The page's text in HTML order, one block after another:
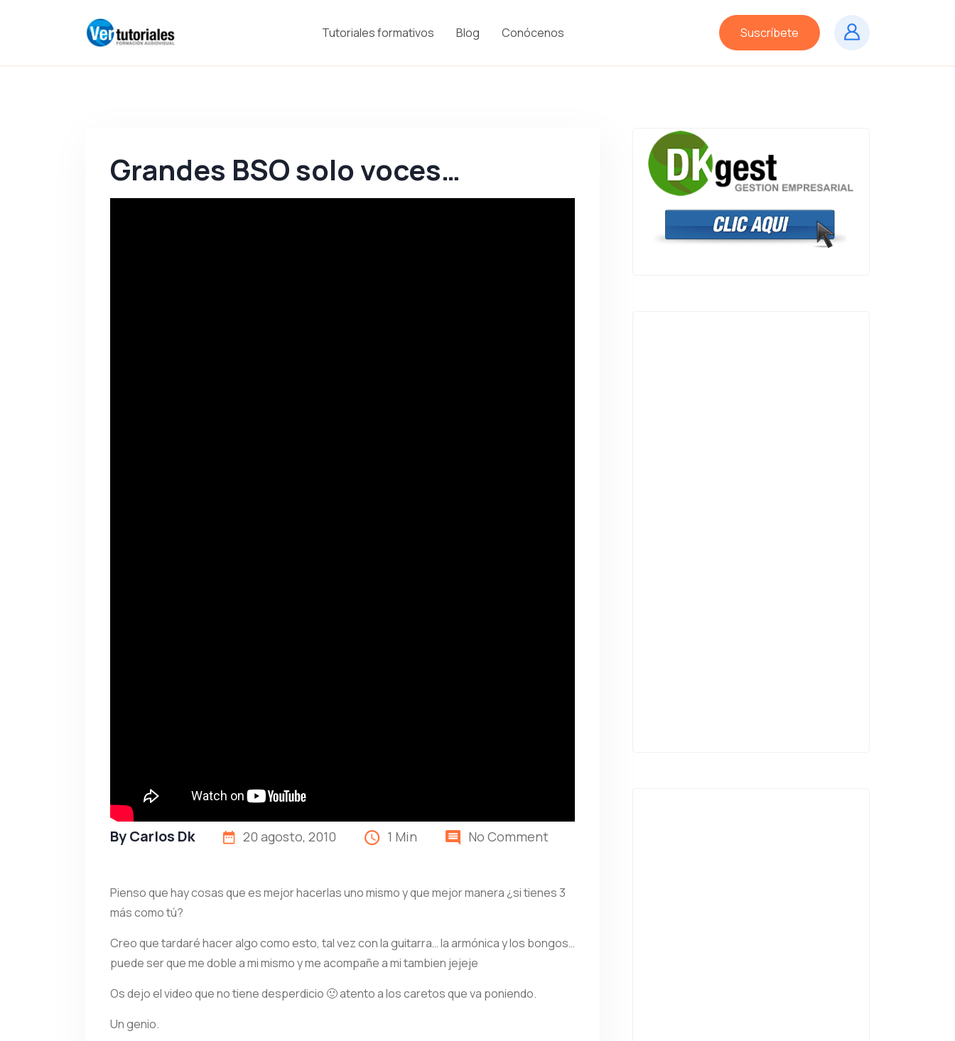
Tutoriales formativos Blog Conócenos Suscríbete
Grandes BSO solo voces…
ByCarlos Dk 20 agosto, 2010 1 Min No Comment
Pienso que hay cosas que es mejor hacerlas uno mismo y que mejor manera ¿si tienes 3
más como tú?
Creo que tardaré hacer algo como esto, tal vez con la guitarra… la armónica y los bongos…
puede ser que me doble a mi mismo y me acompañe a mi tambien jejeje
Os dejo el video que no tiene desperdicio 🙂 atento a los caretos que va poniendo.
Un genio.